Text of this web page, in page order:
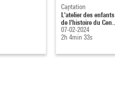
Captation
L'atelier des
de l'histoire du
07-02-2024
2h 4min 33s